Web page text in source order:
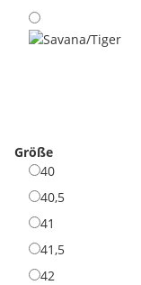
Carbon/Hawaiian
Größe
4040
40,540,5
41
41,541,5
42